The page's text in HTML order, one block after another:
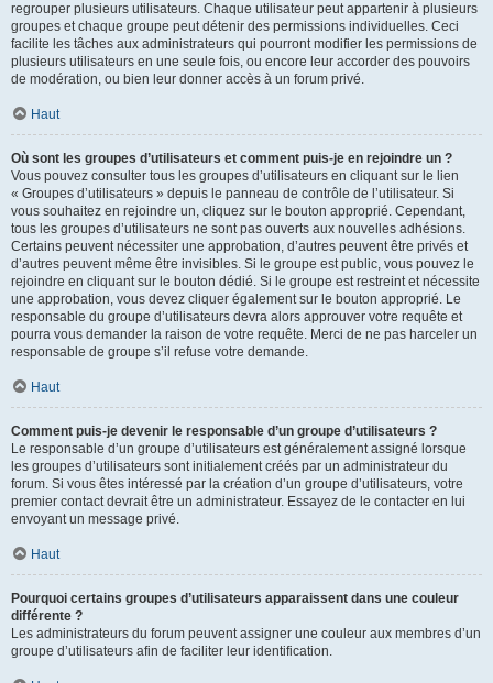
regrouper plusieurs utilisateurs. Chaque utilisateur peut appartenir à plusieurs
groupes et chaque groupe peut détenir des permissions individuelles. Ceci
facilite les tâches aux administrateurs qui pourront modifier les permissions de
plusieurs utilisateurs en une seule fois, ou encore leur accorder des pouvoirs
de modération, ou bien leur donner accès à un forum privé.
Haut
Où sont les groupes d’utilisateurs et comment puis-je en rejoindre un ?
Vous pouvez consulter tous les groupes d’utilisateurs en cliquant sur le lien
« Groupes d’utilisateurs » depuis le panneau de contrôle de l’utilisateur. Si
vous souhaitez en rejoindre un, cliquez sur le bouton approprié. Cependant,
tous les groupes d’utilisateurs ne sont pas ouverts aux nouvelles adhésions.
Certains peuvent nécessiter une approbation, d’autres peuvent être privés et
d’autres peuvent même être invisibles. Si le groupe est public, vous pouvez le
rejoindre en cliquant sur le bouton dédié. Si le groupe est restreint et nécessite
une approbation, vous devez cliquer également sur le bouton approprié. Le
responsable du groupe d’utilisateurs devra alors approuver votre requête et
pourra vous demander la raison de votre requête. Merci de ne pas harceler un
responsable de groupe s’il refuse votre demande.
Haut
Comment puis-je devenir le responsable d’un groupe d’utilisateurs ?
Le responsable d’un groupe d’utilisateurs est généralement assigné lorsque
les groupes d’utilisateurs sont initialement créés par un administrateur du
forum. Si vous êtes intéressé par la création d’un groupe d’utilisateurs, votre
premier contact devrait être un administrateur. Essayez de le contacter en lui
envoyant un message privé.
Haut
Pourquoi certains groupes d’utilisateurs apparaissent dans une couleur
différente ?
Les administrateurs du forum peuvent assigner une couleur aux membres d’un
groupe d’utilisateurs afin de faciliter leur identification.